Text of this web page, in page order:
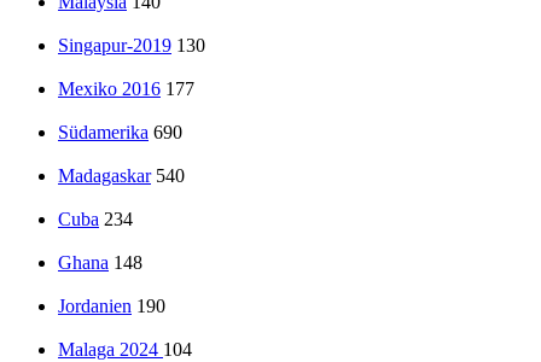
Singapur-2019 130
Mexiko 2016 177
Südamerika 690
Madagaskar 540
Cuba 234
Ghana 148
Jordanien 190
Malaga 2024 104